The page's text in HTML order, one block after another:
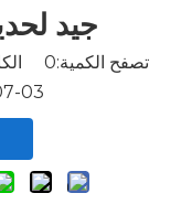
جيد
تصفح الكمية:0
03-07 المنشأ: